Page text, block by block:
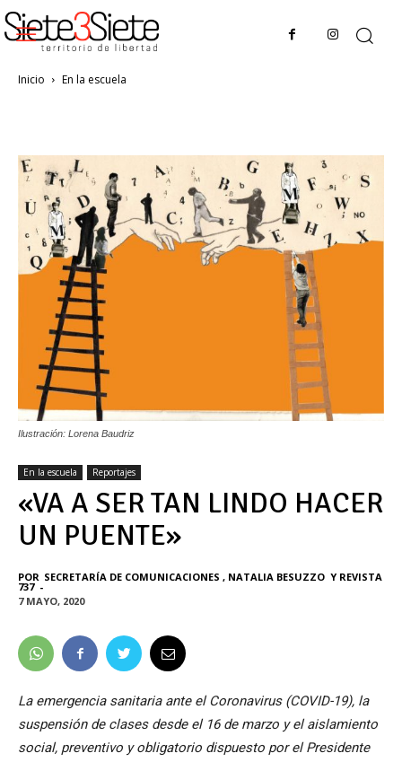
Inicio En la escuela
Ilustración: Lorena Baudriz
En la escuela Reportajes
«VA A SER TAN LINDO HACER
UN PUENTE»
POR SECRETARÍA DE COMUNICACIONES , NATALIA BESUZZO Y REVISTA
737 -
7 MAYO, 2020
La emergencia sanitaria ante el Coronavirus (COVID-19), la
suspensión de clases desde el 16 de marzo y el aislamiento
social, preventivo y obligatorio dispuesto por el Presidente